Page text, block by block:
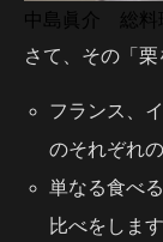
中島眞介 総料
さて、その「栗
フランス、
のそれぞれ
単なる食べ
比べをしま